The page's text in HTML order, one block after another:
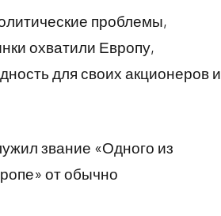
проблемы,
охватили Европу,
для своих акционеров и
звание «Одного из
от обычно